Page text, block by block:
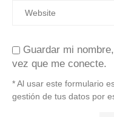
Guardar mi
vez que me conecte.
* Al usar este formulario
gestión de tus datos por